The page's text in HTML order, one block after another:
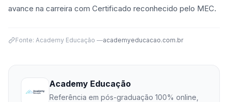
avance na carreira com Certificado reconhecido pelo MEC.
Fonte: Academy Educação —academyeducacao.com.br
Academy Educação
Referência em pós-graduação 100% online,